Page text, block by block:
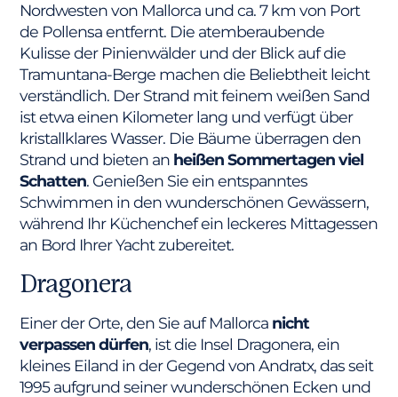
Nordwesten von Mallorca und ca. 7 km von Port
de Pollensa entfernt. Die atemberaubende
Kulisse der Pinienwälder und der Blick auf die
Tramuntana-Berge machen die Beliebtheit leicht
verständlich. Der Strand mit feinem weißen Sand
ist etwa einen Kilometer lang und verfügt über
kristallklares Wasser. Die Bäume überragen den
Strand und bieten an heißen Sommertagen viel
Schatten. Genießen Sie ein entspanntes
Schwimmen in den wunderschönen Gewässern,
während Ihr Küchenchef ein leckeres Mittagessen
an Bord Ihrer Yacht zubereitet.
Dragonera
Einer der Orte, den Sie auf Mallorca nicht
verpassen dürfen, ist die Insel Dragonera, ein
kleines Eiland in der Gegend von Andratx, das seit
1995 aufgrund seiner wunderschönen Ecken und